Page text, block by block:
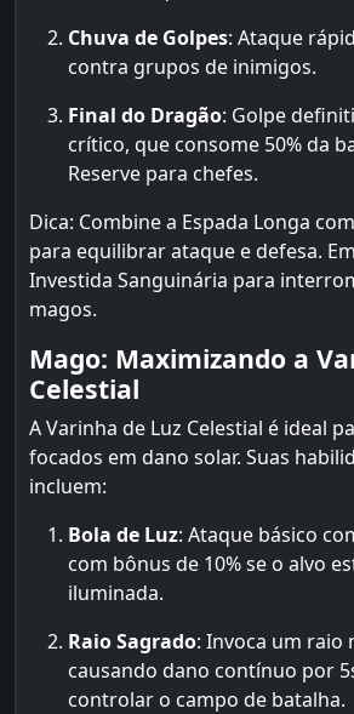
Chuva de Golpes: Ataque
contra grupos de inimigos.
Final do Dragão: Golpe
crítico, que consome 50% da
Reserve para chefes.
Dica: Combine a Espada Longa
para equilibrar ataque e defesa.
Investida Sanguinária para
magos.
Mago: Maximizando a
Celestial
A Varinha de Luz Celestial é ideal
focados em dano solar. Suas
incluem:
Bola de Luz: Ataque básico
com bônus de 10% se o alvo
iluminada.
Raio Sagrado: Invoca um raio
causando dano contínuo por
controlar o campo de batalha.